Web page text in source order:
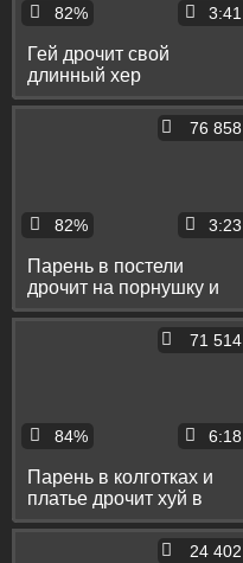
82% 3:41
Гей дрочит свой
длинный хер
вибратором и
несколько раз подряд
82%
76 858
3:23
Парень в постели
дрочит на порнушку и
кончает себе на живот
84%
71 514
6:18
Парень в колготках и
платье дрочит хуй в
общественном туалете
и кончает на пол
24 402